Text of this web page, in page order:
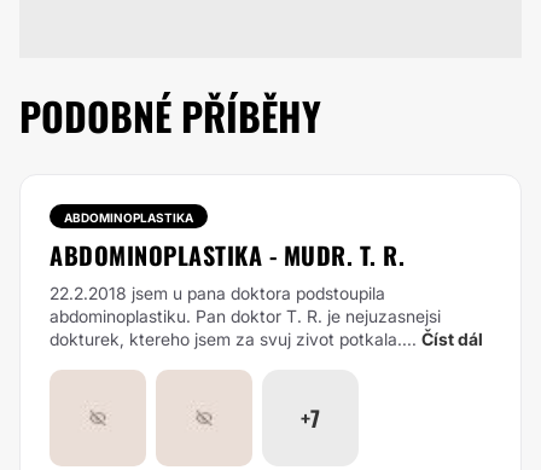
PODOBNÉ PŘÍBĚHY
ABDOMINOPLASTIKA
ABDOMINOPLASTIKA - MUDR. T. R.
22.2.2018 jsem u pana doktora podstoupila
abdominoplastiku. Pan doktor T. R. je nejuzasnejsi
dokturek, ktereho jsem za svuj zivot potkala.... Číst dál
+7